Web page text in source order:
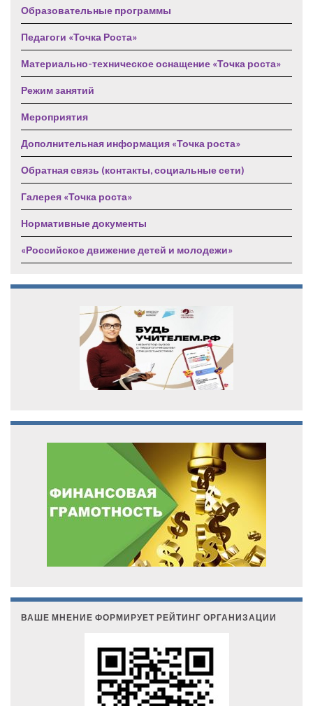
Образовательные программы
Педагоги «Точка Роста»
Материально-техническое оснащение «Точка роста»
Режим занятий
Мероприятия
Дополнительная информация «Точка роста»
Обратная связь (контакты, социальные сети)
Галерея «Точка роста»
Нормативные документы
«Российское движение детей и молодежи»
ВАШЕ МНЕНИЕ ФОРМИРУЕТ РЕЙТИНГ ОРГАНИЗАЦИИ